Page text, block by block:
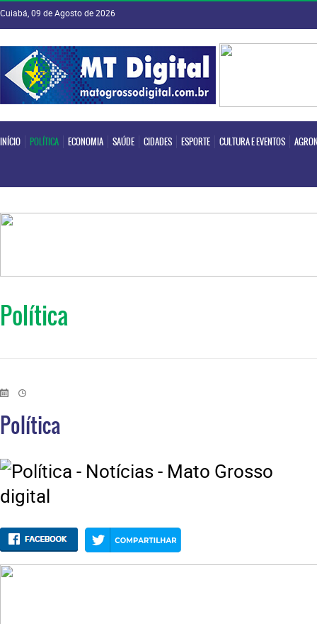
Cuiabá, 09 de Agosto de 2026
INÍCIO POLÍTICA ECONOMIA SAÚDE CIDADES ESPORTE CULTURA E EVENTOS
INÍCIO POLÍTICA ECONOMIA SAÚDE
Política
Política